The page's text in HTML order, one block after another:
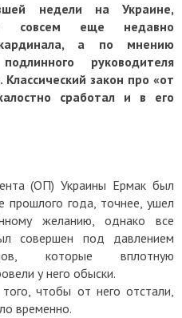
недели на Украине,
совсем еще недавно
кардинала, а по мнению
руководителя
закон про «от
сработал и в его
(ОП) Украины Ермак был
прошлого года, точнее, ушел
желанию, однако все
совершен под давлением
которые вплотную
у него обыски.
чтобы от него отстали,
временно.